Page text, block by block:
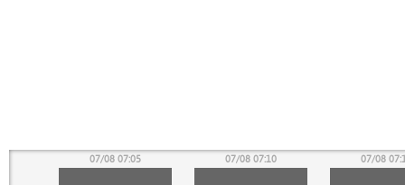
07/08 07:05 07/08 07:10 07/08